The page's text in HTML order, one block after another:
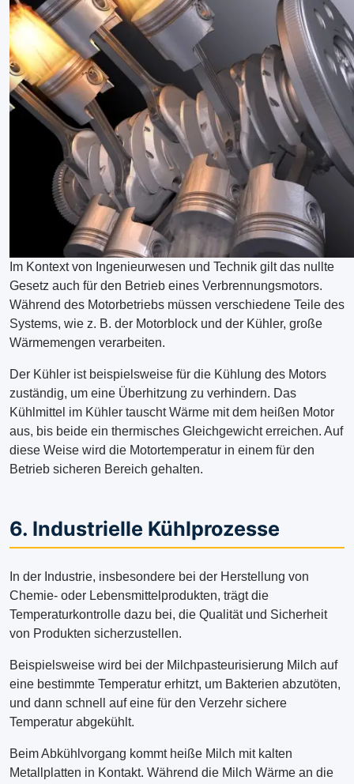
Im Kontext von Ingenieurwesen und Technik gilt das nullte
Gesetz auch für den Betrieb eines Verbrennungsmotors.
Während des Motorbetriebs müssen verschiedene Teile des
Systems, wie z. B. der Motorblock und der Kühler, große
Wärmemengen verarbeiten.
Der Kühler ist beispielsweise für die Kühlung des Motors
zuständig, um eine Überhitzung zu verhindern. Das
Kühlmittel im Kühler tauscht Wärme mit dem heißen Motor
aus, bis beide ein thermisches Gleichgewicht erreichen. Auf
diese Weise wird die Motortemperatur in einem für den
Betrieb sicheren Bereich gehalten.
6. Industrielle Kühlprozesse
In der Industrie, insbesondere bei der Herstellung von
Chemie- oder Lebensmittelprodukten, trägt die
Temperaturkontrolle dazu bei, die Qualität und Sicherheit
von Produkten sicherzustellen.
Beispielsweise wird bei der Milchpasteurisierung Milch auf
eine bestimmte Temperatur erhitzt, um Bakterien abzutöten,
und dann schnell auf eine für den Verzehr sichere
Temperatur abgekühlt.
Beim Abkühlvorgang kommt heiße Milch mit kalten
Metallplatten in Kontakt. Während die Milch Wärme an die